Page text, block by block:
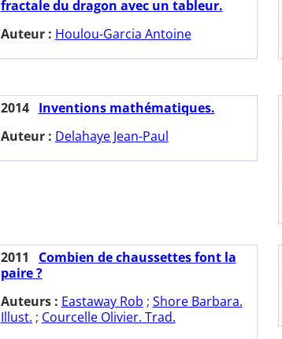
fractale du dragon avec un tableur.
Auteur : Houlou-Garcia Antoine
2014
Inventions mathématiques.
Auteur : Delahaye Jean-Paul
2011
Combien de chaussettes font la
paire ?
Auteurs : Eastaway Rob ; Shore Barbara.
Illust. ; Courcelle Olivier. Trad.